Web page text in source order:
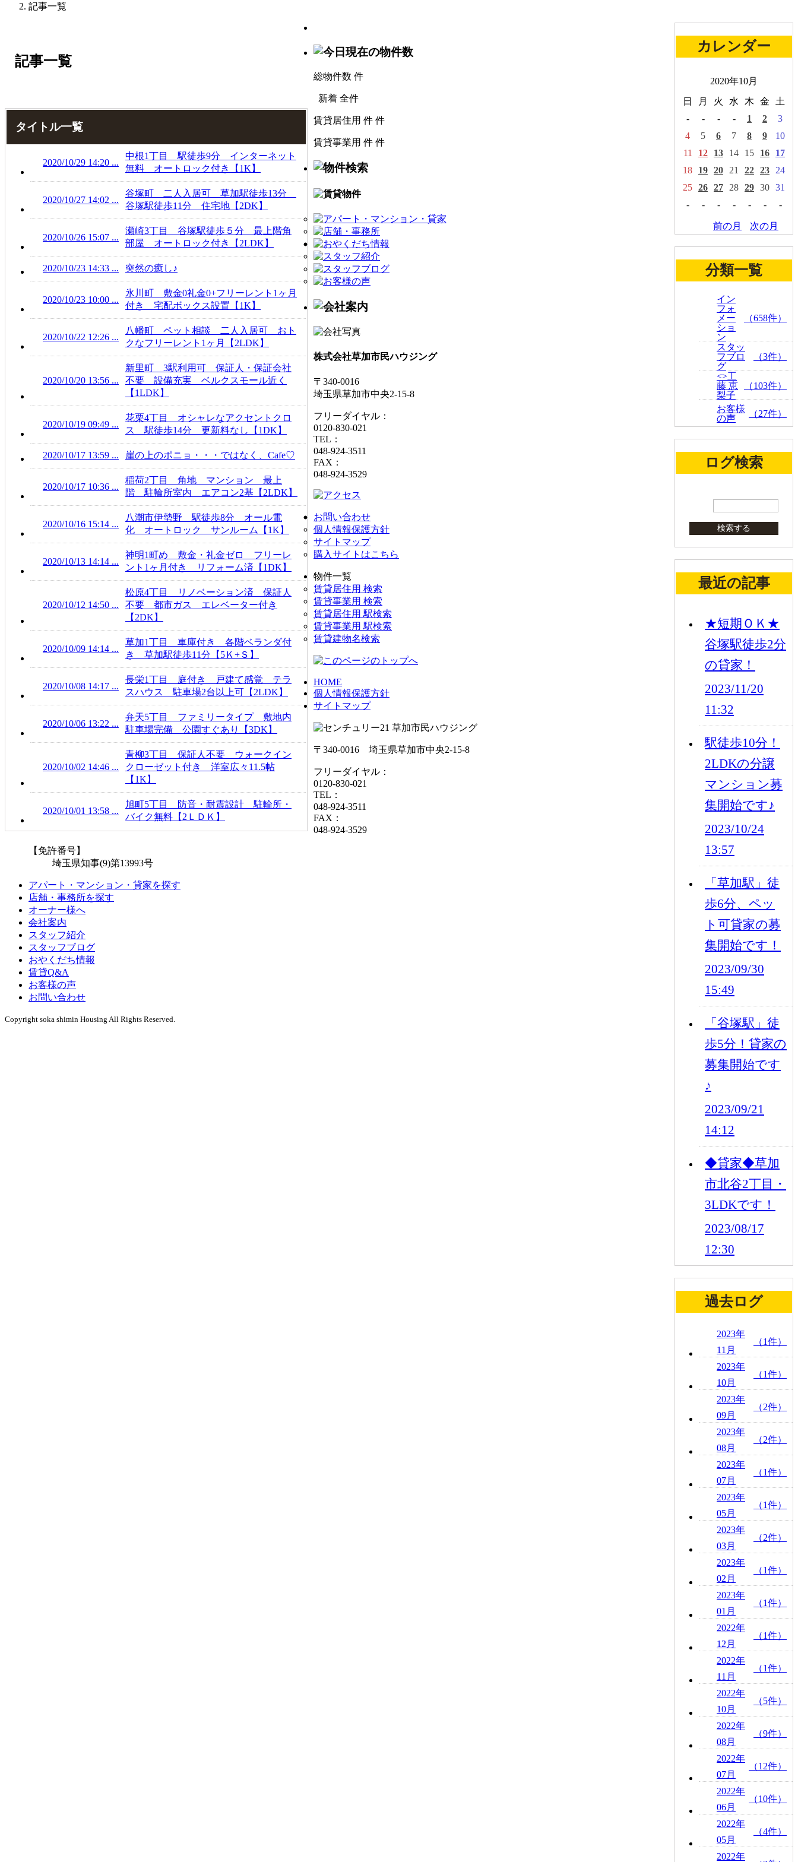
記事一覧
記事一覧
タイトル一覧
2020/10/29 14:20 ...
中根1丁目 駅徒歩9分 インターネット
無料 オートロック付き【1K】
2020/10/27 14:02 ...
谷塚町 二人入居可 草加駅徒歩13分
谷塚駅徒歩11分 住宅地【2DK】
2020/10/26 15:07 ...
瀬崎3丁目 谷塚駅徒歩５分 最上階角
部屋 オートロック付き【2LDK】
2020/10/23 14:33 ... 突然の癒し♪
2020/10/23 10:00 ...
氷川町 敷金0礼金0+フリーレント1ヶ月
付き 宅配ボックス設置【1K】
2020/10/22 12:26 ...
八幡町 ペット相談 二人入居可 おト
クなフリーレント1ヶ月【2LDK】
2020/10/20 13:56 ...
新里町 3駅利用可 保証人・保証会社
不要 設備充実 ベルクスモール近く
【1LDK】
2020/10/19 09:49 ...
花栗4丁目 オシャレなアクセントクロ
ス 駅徒歩14分 更新料なし【1DK】
2020/10/17 13:59 ... 崖の上のポニョ・・・ではなく、Cafe♡
2020/10/17 10:36 ...
稲荷2丁目 角地 マンション 最上
階 駐輪所室内 エアコン2基【2LDK】
2020/10/16 15:14 ...
八潮市伊勢野 駅徒歩8分 オール電
化 オートロック サンルーム【1K】
2020/10/13 14:14 ...
神明1町め 敷金・礼金ゼロ フリーレ
ント1ヶ月付き リフォーム済【1DK】
2020/10/12 14:50 ...
松原4丁目 リノベーション済 保証人
不要 都市ガス エレベーター付き
【2DK】
2020/10/09 14:14 ...
草加1丁目 車庫付き 各階ベランダ付
き 草加駅徒歩11分【5Ｋ+Ｓ】
2020/10/08 14:17 ...
長栄1丁目 庭付き 戸建て感覚 テラ
スハウス 駐車場2台以上可【2LDK】
2020/10/06 13:22 ...
弁天5丁目 ファミリータイプ 敷地内
駐車場完備 公園すぐあり【3DK】
2020/10/02 14:46 ...
青柳3丁目 保証人不要 ウォークイン
クローゼット付き 洋室広々11.5帖
【1K】
2020/10/01 13:58 ...
旭町5丁目 防音・耐震設計 駐輪所・
バイク無料【2ＬＤＫ】
カレンダー
2020年10月
日
月 火 水 木 金
土
-
- - - 1 2
3
4
5 6 7 8 9
10
11
12 13 14 15 16
17
18
19 20 21 22 23
24
25 26 27 28 29 30 31
-
- - - - - -
前の月 次の月
分類一覧
イン
フォ
メー
ショ
ン
（658件）
スタッ
フブロ
グ
（3件）
<>工
藤 恵
梨子
（103件）
お客様
の声
（27件）
ログ検索
最近の記事
★短期ＯＫ★
谷塚駅徒歩2分
の貸家！
2023/11/20
11:32
駅徒歩10分！
2LDKの分譲
マンション募
集開始です♪
2023/10/24
13:57
「草加駅」徒
歩6分、ペッ
ト可貸家の募
集開始です！
2023/09/30
15:49
「谷塚駅」徒
歩5分！貸家の
募集開始です
♪
2023/09/21
14:12
◆貸家◆草加
市北谷2丁目・
3LDKです！
2023/08/17
12:30
過去ログ
2023年
11月
（1件）
2023年
10月
（1件）
2023年
09月
（2件）
2023年
08月
（2件）
2023年
07月
（1件）
2023年
05月
（1件）
2023年
03月
（2件）
2023年
02月
（1件）
2023年
01月
（1件）
2022年
12月
（1件）
2022年
11月
（1件）
2022年
10月
（5件）
2022年
08月
（9件）
2022年
07月
（12件）
2022年
06月
（10件）
2022年
05月
（4件）
2022年
総物件数 件
新着 全件
賃貸居住用 件 件
賃貸事業用 件 件
株式会社草加市民ハウジング
〒340-0016
埼玉県草加市中央2-15-8
フリーダイヤル：
0120-830-021
TEL：
048-924-3511
FAX：
048-924-3529
お問い合わせ
個人情報保護方針
サイトマップ
購入サイトはこちら
物件一覧
賃貸居住用 検索
賃貸事業用 検索
賃貸居住用 駅検索
賃貸事業用 駅検索
賃貸建物名検索
HOME
個人情報保護方針
サイトマップ
〒340-0016 埼玉県草加市中央2-15-8
フリーダイヤル：
0120-830-021
TEL：
048-924-3511
FAX：
048-924-3529
【免許番号】
埼玉県知事(9)第13993号
アパート・マンション・貸家を探す
店舗・事務所を探す
オーナー様へ
会社案内
スタッフ紹介
スタッフブログ
おやくだち情報
賃貸Q&A
お客様の声
お問い合わせ
Copyright soka shimin Housing All Rights Reserved.